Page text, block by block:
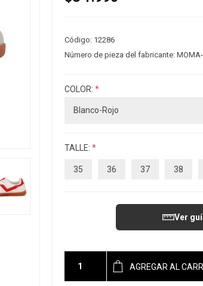
Código: 12286
Número de pieza del fabricante:
COLOR: *
TALLE: *
35 36 37 38
Ver
AGREGAR AL